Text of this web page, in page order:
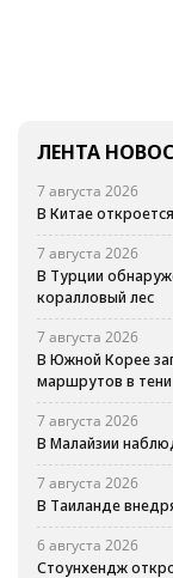
ЛЕНТА
7 августа 2026
В Китае
7 августа 2026
В Турции
коралловый лес
7 августа 2026
В Южной Корее
маршрутов в тени
7 августа 2026
В Малайзии
7 августа 2026
В Таиланде
6 августа 2026
Стоунхендж